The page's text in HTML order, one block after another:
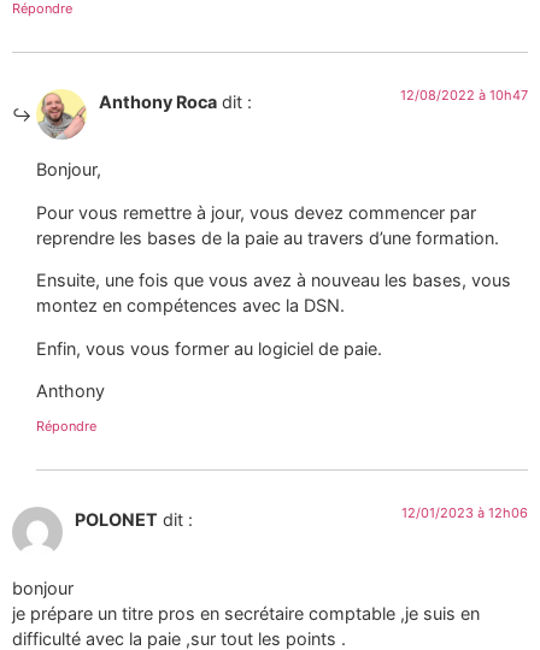
Répondre
Anthony Roca dit : 12/08/2022 à 10h47
Bonjour,
Pour vous remettre à jour, vous devez commencer par
reprendre les bases de la paie au travers d’une formation.
Ensuite, une fois que vous avez à nouveau les bases, vous
montez en compétences avec la DSN.
Enfin, vous vous former au logiciel de paie.
Anthony
Répondre
POLONET dit : 12/01/2023 à 12h06
bonjour
je prépare un titre pros en secrétaire comptable ,je suis en
difficulté avec la paie ,sur tout les points .